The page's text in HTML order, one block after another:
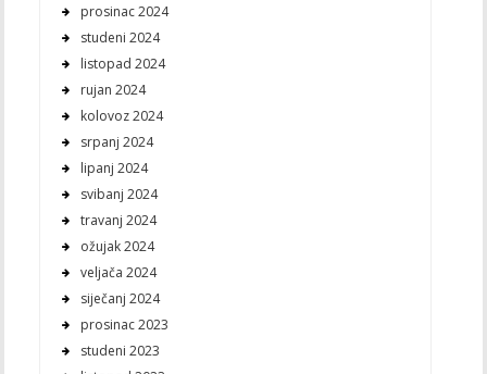
prosinac 2024
studeni 2024
listopad 2024
rujan 2024
kolovoz 2024
srpanj 2024
lipanj 2024
svibanj 2024
travanj 2024
ožujak 2024
veljača 2024
siječanj 2024
prosinac 2023
studeni 2023